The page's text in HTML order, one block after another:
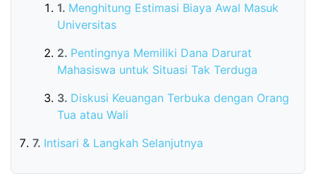
Menghitung Estimasi Biaya Awal Masuk
Universitas
Pentingnya Memiliki Dana Darurat
Mahasiswa untuk Situasi Tak Terduga
Diskusi Keuangan Terbuka dengan Orang
Tua atau Wali
Intisari & Langkah Selanjutnya